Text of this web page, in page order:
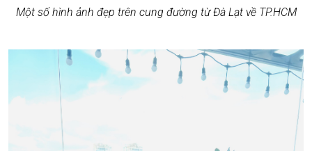
Một số hình ảnh đẹp trên cung đường từ Đà Lạt về TP.HCM